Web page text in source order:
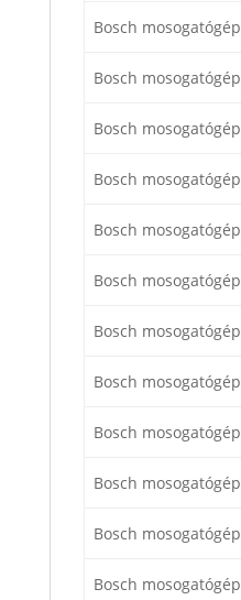
Bosch mosogatógép
Bosch mosogatógép
Bosch mosogatógép
Bosch mosogatógép
Bosch mosogatógép
Bosch mosogatógép
Bosch mosogatógép
Bosch mosogatógép
Bosch mosogatógép
Bosch mosogatógép
Bosch mosogatógép
Bosch mosogatógép